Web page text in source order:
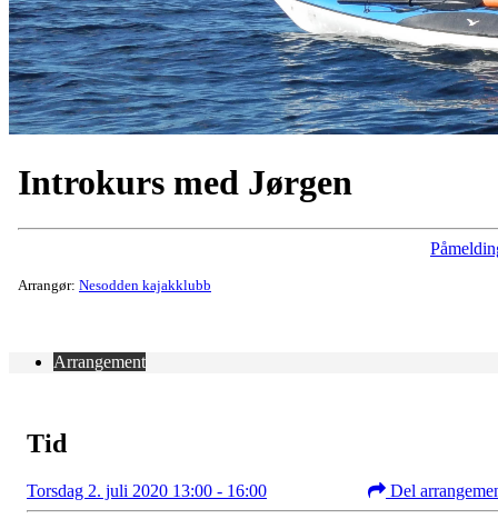
Introkurs med Jørgen
Arrangør: Nesodden kajakklubb
Arrangement
Tid
Torsdag 2. juli 2020 13:00 - 16:00 Del